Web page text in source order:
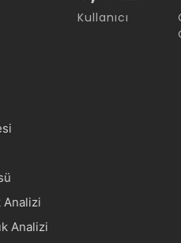
Analizi
Analizi
Kullanıcı